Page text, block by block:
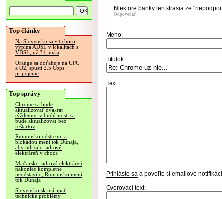
Top články
Na Slovensku sa v tichosti
vypína ADSL v lokalitách s
VDSL, už 31. mája
Orange sa doťahuje na UPC
a O2, spustí 2.5 Gbps
pripojenie
Top správy
Chrome sa bude
aktualizovať dvakrát
týždenne, v budúcnosti sa
bude aktualizovať bez
reštartov
Rumunsko odstrelmi a
blokádou mení tok Dunaja,
aby udržalo jadrovú
elektráreň v chode
Maďarsko jadrovú elektráreň
nakoniec kompletne
neodstavilo, Rumunsko mení
tok Dunaja
Slovensko.sk má opäť
technické problémy
Niektore banky len strasia ze
Odpovedať
Meno:
Titulok:
Text:
Prihláste sa a povoľte si emailové
Overovací text: